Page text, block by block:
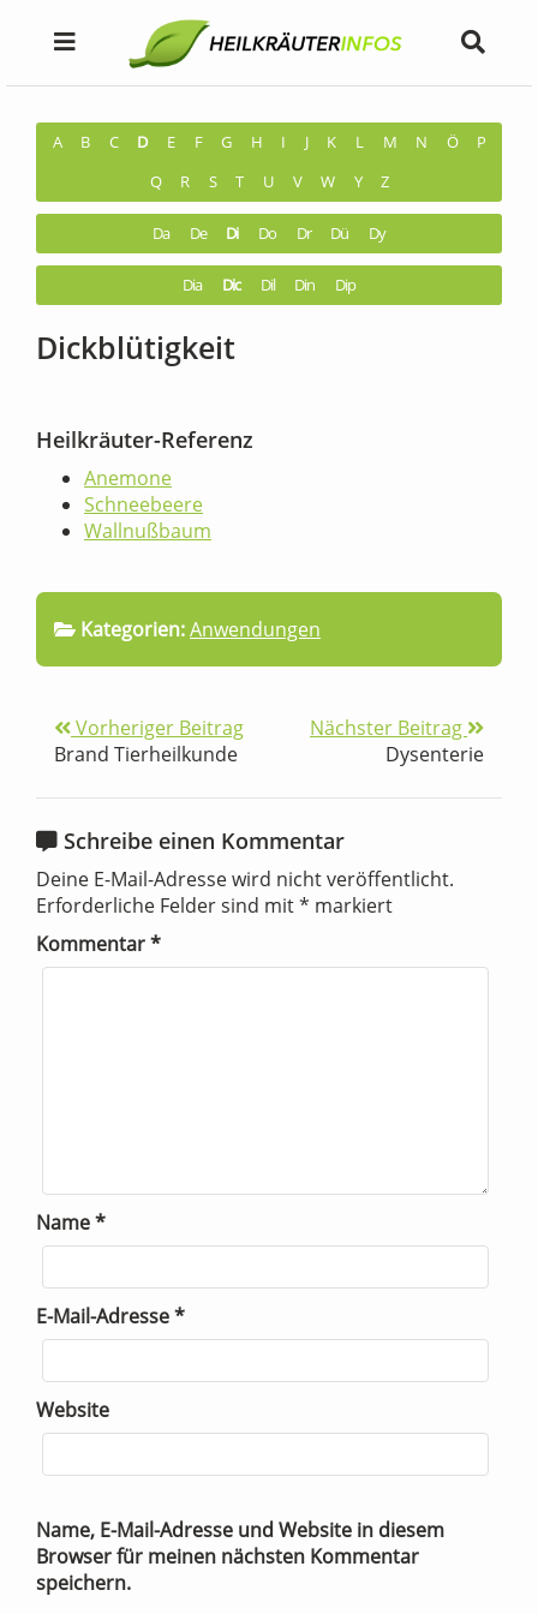
A B C D E F G H I J K L M N Ö
P
Q
R S T U V W Y Z
Da De Di Do Dr Dü Dy
Dia Dic Dil Din Dip
Dickblütigkeit
Heilkräuter-Referenz
Anemone
Schneebeere
Wallnußbaum
Kategorien:Anwendungen
Vorheriger Beitrag
Brand Tierheilkunde
Nächster Beitrag
Dysenterie
Schreibe einen Kommentar
Deine E-Mail-Adresse wird nicht veröffentlicht.
Erforderliche Felder sind mit* markiert
Kommentar*
Name*
E-Mail-Adresse*
Website
Name, E-Mail-Adresse und Website in diesem
Browser für meinen nächsten Kommentar
speichern.